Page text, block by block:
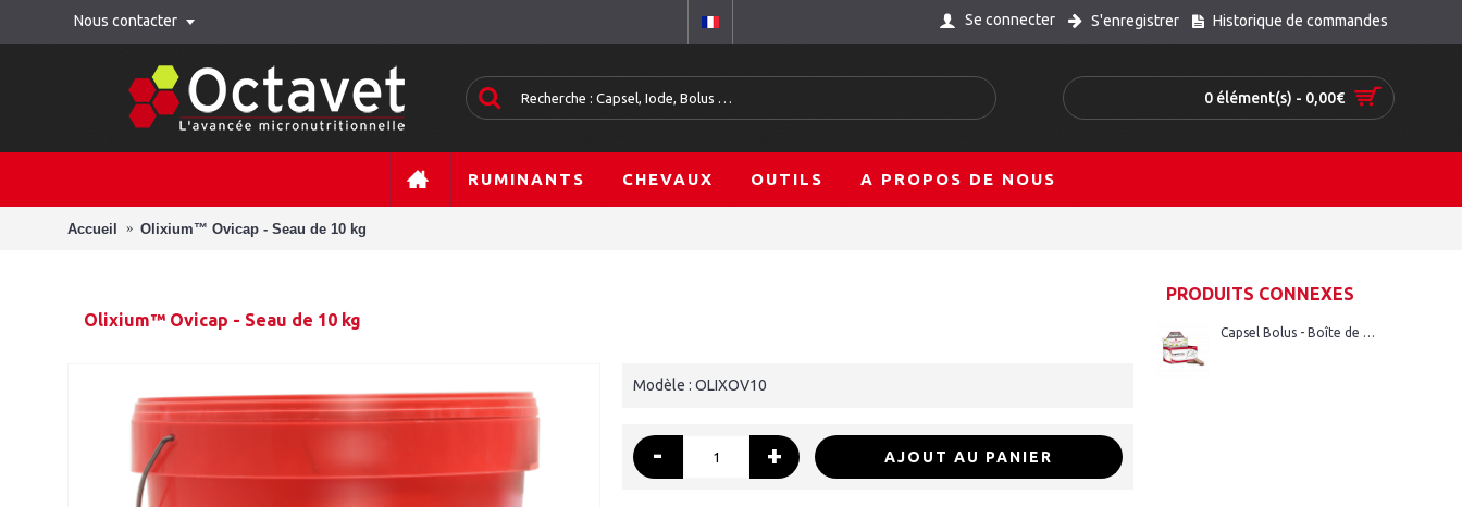
Nous contacter Se connecter S'enregistrer Historique de commandes
0 élément(s) - 0,00€
RUMINANTS CHEVAUX OUTILS A PROPOS DE NOUS
Accueil Olixium™ Ovicap - Seau de 10 kg
PRODUITS CONNEXES
Capsel Bolus - Boîte de 20 bolus
Olixium™ Ovicap - Seau de 10 kg
Modèle : OLIXOV10
- + AJOUT AU PANIER